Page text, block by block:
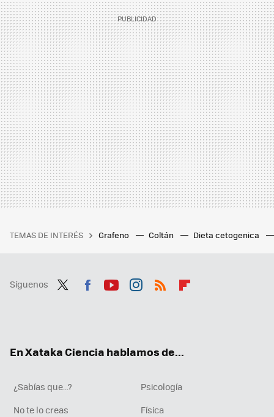
TEMAS DE INTERÉS Grafeno Coltán Dieta cetogenica
Síguenos
En Xataka Ciencia hablamos de...
¿Sabías que...?
Psicología
No te lo creas
Física